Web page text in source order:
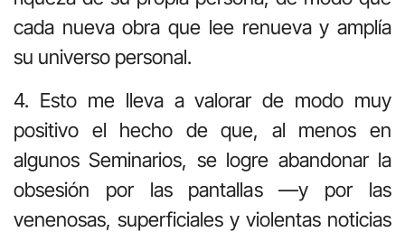
cada nueva obra que lee renueva y amplía
su universo personal.
4. Esto me lleva a valorar de modo muy
positivo el hecho de que, al menos en
algunos Seminarios, se logre abandonar la
obsesión por las pantallas —y por las
venenosas, superficiales y violentas noticias